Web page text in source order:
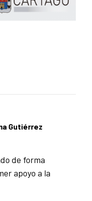
Gutiérrez
de forma
apoyo a la